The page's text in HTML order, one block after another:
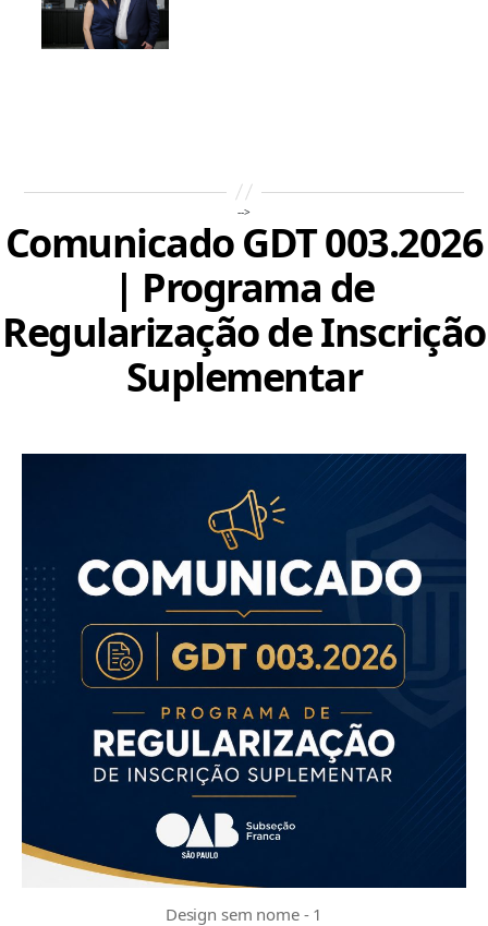
-->
Comunicado GDT 003.2026
| Programa de
Regularização de Inscrição
Suplementar
Design sem nome - 1